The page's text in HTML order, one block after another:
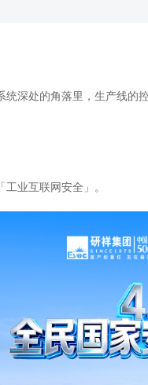
统深处的角落里，生产线
业互联网安全」。